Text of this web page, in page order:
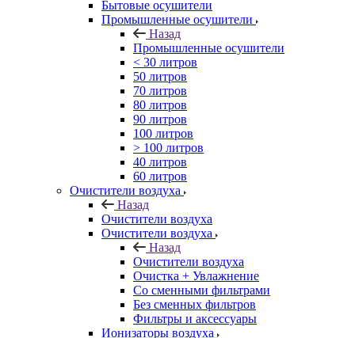
Бытовые осушители
Промышленные осушители
Назад
Промышленные осушители
< 30 литров
50 литров
70 литров
80 литров
90 литров
100 литров
> 100 литров
40 литров
60 литров
Очистители воздуха
Назад
Очистители воздуха
Очистители воздуха
Назад
Очистители воздуха
Очистка + Увлажнение
Cо сменными фильтрами
Без сменных фильтров
Фильтры и аксессуары
Ионизаторы воздуха